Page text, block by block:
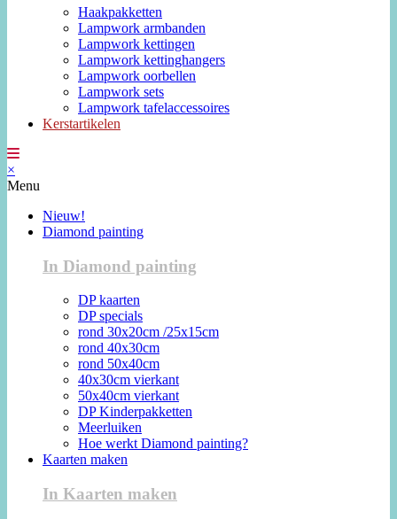
Haakpakketten
Lampwork armbanden
Lampwork kettingen
Lampwork kettinghangers
Lampwork oorbellen
Lampwork sets
Lampwork tafelaccessoires
Kerstartikelen
×
Menu
Nieuw!
Diamond painting
In Diamond painting
DP kaarten
DP specials
rond 30x20cm /25x15cm
rond 40x30cm
rond 50x40cm
40x30cm vierkant
50x40cm vierkant
DP Kinderpakketten
Meerluiken
Hoe werkt Diamond painting?
Kaarten maken
In Kaarten maken